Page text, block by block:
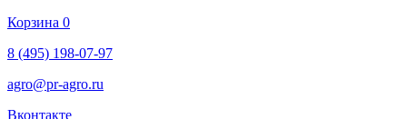
Корзина 0
8 (495) 198-07-97
agro@pr-agro.ru
Вконтакте